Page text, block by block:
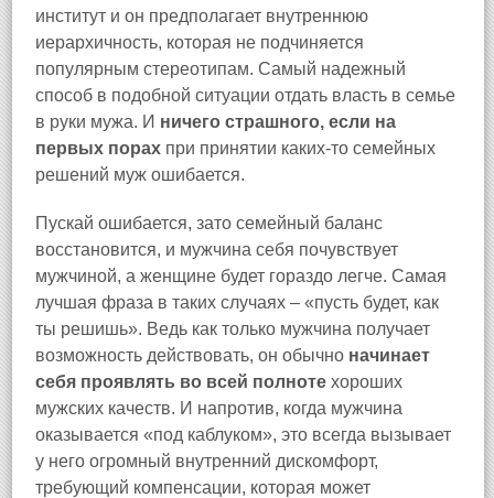
институт и он предполагает внутреннюю
иерархичность, которая не подчиняется
популярным стереотипам. Самый надежный
способ в подобной ситуации отдать власть в семье
в руки мужа. И ничего страшного, если на
первых порах при принятии каких-то семейных
решений муж ошибается.
Пускай ошибается, зато семейный баланс
восстановится, и мужчина себя почувствует
мужчиной, а женщине будет гораздо легче. Самая
лучшая фраза в таких случаях – «пусть будет, как
ты решишь». Ведь как только мужчина получает
возможность действовать, он обычно начинает
себя проявлять во всей полноте хороших
мужских качеств. И напротив, когда мужчина
оказывается «под каблуком», это всегда вызывает
у него огромный внутренний дискомфорт,
требующий компенсации, которая может